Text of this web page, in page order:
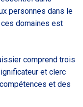
personnes dans le
domaines est
comprend trois
et clerc
et des